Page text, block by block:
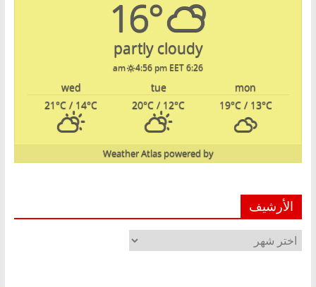
16°
partly cloudy
6:26 am
4:56 pm EET
mon
tue
wed
19°C/ 13°C
20°C / 12°C
21°C / 14°C
powered by
Weather Atlas
الأرشيف
الأرشيف